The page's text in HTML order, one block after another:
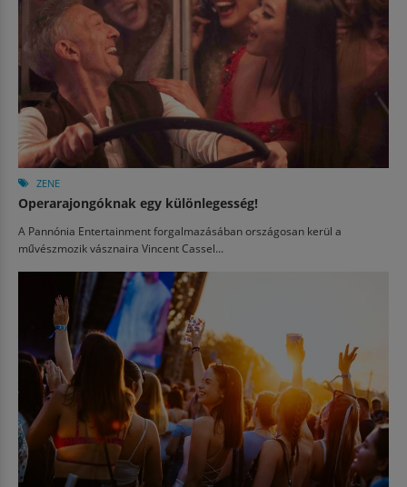
ZENE
Operarajongóknak egy különlegesség!
A Pannónia Entertainment forgalmazásában országosan kerül a
művészmozik vásznaira Vincent Cassel...